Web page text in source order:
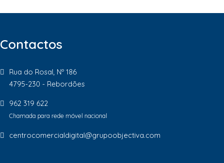
Contactos
Rua do Rosal, Nº 186
4795-230 - Rebordões
962 319 622
Chamada para rede móvel nacional
centrocomercialdigital@grupoobjectiva.com